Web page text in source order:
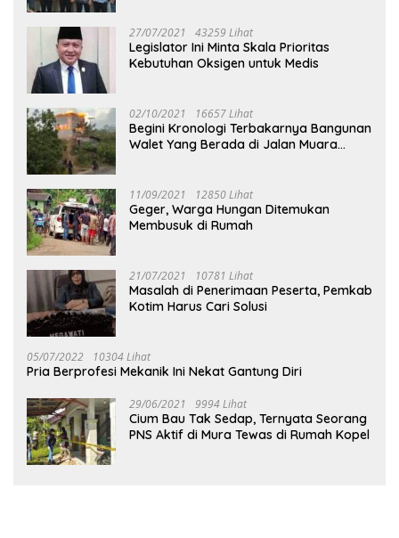
27/07/2021 43259 Lihat
Legislator Ini Minta Skala Prioritas
Kebutuhan Oksigen untuk Medis
02/10/2021 16657 Lihat
Begini Kronologi Terbakarnya Bangunan
Walet Yang Berada di Jalan Muara
11/09/2021 12850 Lihat
Geger, Warga Hungan Ditemukan
Membusuk di Rumah
21/07/2021 10781 Lihat
Masalah di Penerimaan Peserta, Pemkab
Kotim Harus Cari Solusi
05/07/2022 10304 Lihat
Pria Berprofesi Mekanik Ini Nekat Gantung Diri
29/06/2021 9994 Lihat
Cium Bau Tak Sedap, Ternyata Seorang
PNS Aktif di Mura Tewas di Rumah Kopel